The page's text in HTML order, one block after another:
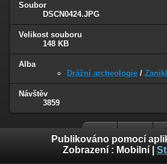
Soubor
DSCN0424.JPG
Velikost souboru
148 KB
Alba
Drážní archeologie /
Návštěv
3859
Publikováno pomocí
Zobrazení : Mobilní